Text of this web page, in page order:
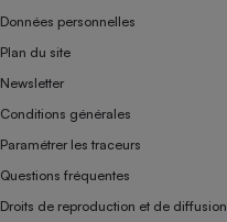
Données personnelles
Plan du site
Newsletter
Conditions générales
Paramétrer les traceurs
Questions fréquentes
Droits de reproduction et de diffusion